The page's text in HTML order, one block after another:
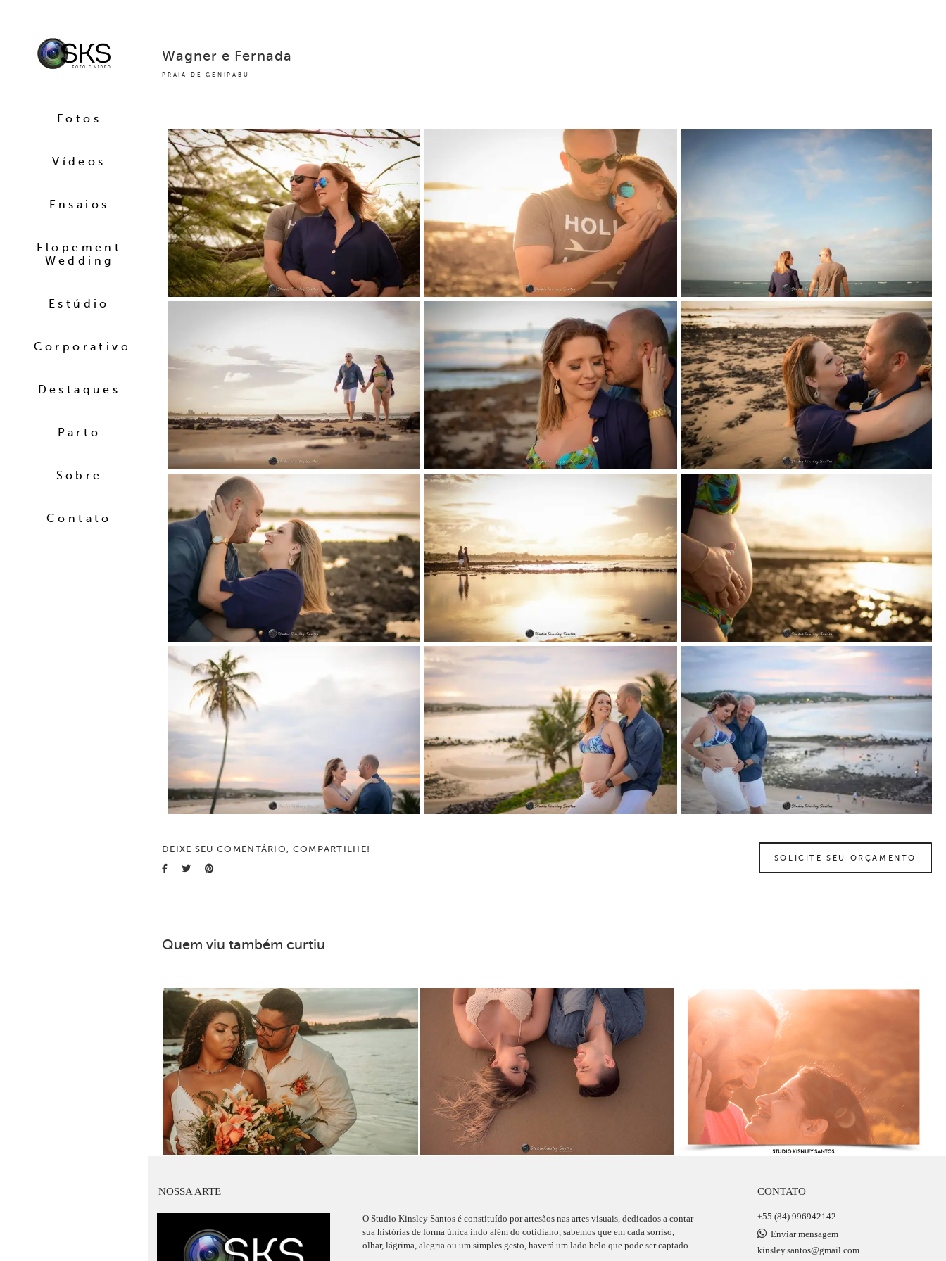
Fotos
Vídeos
Ensaios
Elopement
Wedding
Estúdio
Corporativo
Destaques
Parto
Sobre
Contato
PRAIA DE GENIPABU
Wagner e Fernada
DEIXE SEU COMENTÁRIO, COMPARTILHE!
SOLICITE SEU ORÇAMENTO
Quem viu também curtiu
NOSSA ARTE
O Studio Kinsley Santos é constituído por artesãos nas artes visuais, dedicados a contar
sua histórias de forma única indo além do cotidiano, sabemos que em cada sorriso,
olhar, lágrima, alegria ou um simples gesto, haverá um lado belo que pode ser captado...
CONTATO
+55 (84) 996942142
Enviar mensagem
kinsley.santos@gmail.com